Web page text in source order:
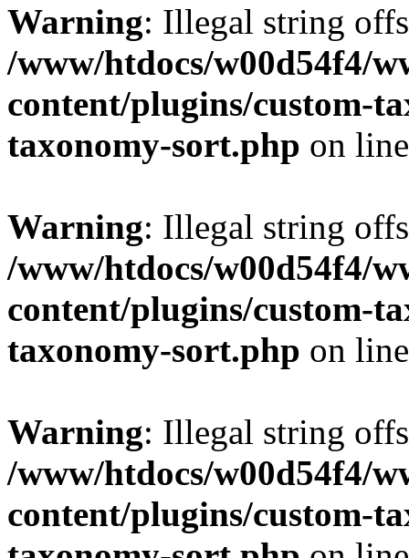
Warning: Illegal string
/www/htdocs/w00d54f4/
content/plugins/custom-
taxonomy-sort.php on
Warning: Illegal string
/www/htdocs/w00d54f4/
content/plugins/custom-
taxonomy-sort.php on
Warning: Illegal string
/www/htdocs/w00d54f4/
content/plugins/custom-